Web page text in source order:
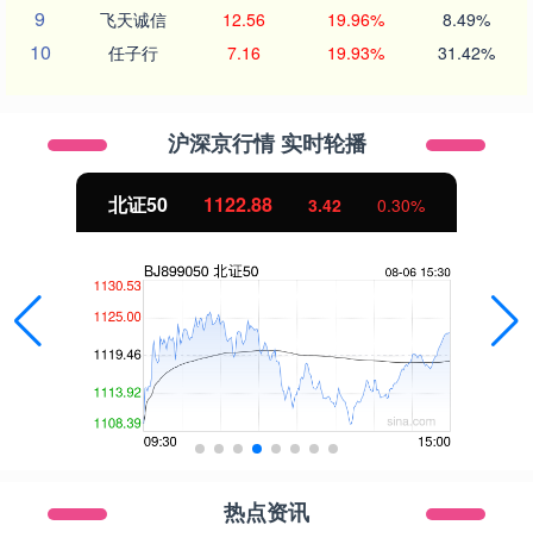
9 飞天诚信 12.56 19.96% 8.49%
10 任子行 7.16 19.93% 31.42%
沪深京行情 实时轮播
北证50 1122.88 3.42 0.30%
热点资讯